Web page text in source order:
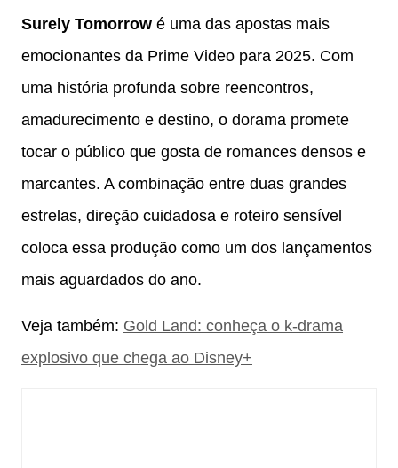
Surely Tomorrow é uma das apostas mais
emocionantes da Prime Video para 2025. Com
uma história profunda sobre reencontros,
amadurecimento e destino, o dorama promete
tocar o público que gosta de romances densos e
marcantes. A combinação entre duas grandes
estrelas, direção cuidadosa e roteiro sensível
coloca essa produção como um dos lançamentos
mais aguardados do ano.
Veja também: Gold Land: conheça o k-drama
explosivo que chega ao Disney+